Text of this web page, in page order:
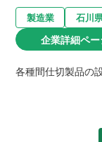
製造業 石川
企業詳細ペ
各種間仕切製品の